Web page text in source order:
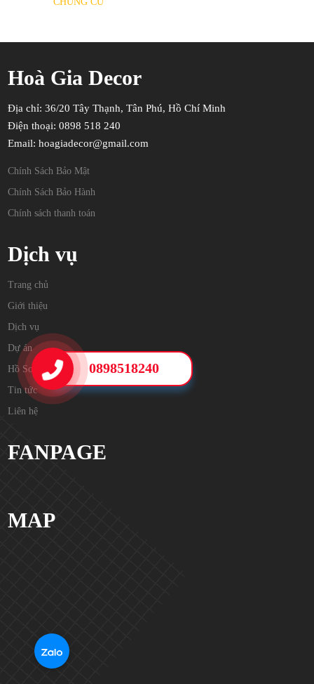
Hoà Gia Decor
Địa chỉ: 36/20 Tây Thạnh, Tân Phú, Hồ Chí Minh
Điện thoại: 0898 518 240
Email: hoagiadecor@gmail.com
Chính Sách Bảo Mật
Chính Sách Bảo Hành
Chính sách thanh toán
Dịch vụ
Trang chủ
Giới thiệu
Dịch vụ
Dự án
Hồ Sơ Năng Lực
Tin tức
Liên hệ
FANPAGE
MAP
0898518240